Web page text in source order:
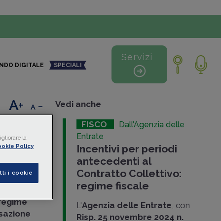
DIGITALE SPECIALI
Servizi
+ - Vedi anche
FISCO
Dall’Agenzia delle
Entrate
Incentivi per periodi
antecedenti al
Contratto Collettivo:
regime fiscale
L'Agenzia delle Entrate, con
Risp. 25 novembre 2024 n.
la
Policy
i cookie